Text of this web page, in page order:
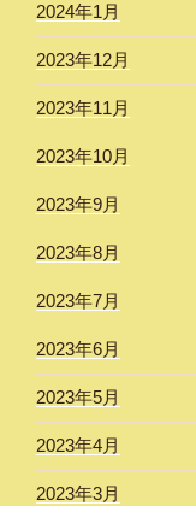
2024年1月
2023年12月
2023年11月
2023年10月
2023年9月
2023年8月
2023年7月
2023年6月
2023年5月
2023年4月
2023年3月